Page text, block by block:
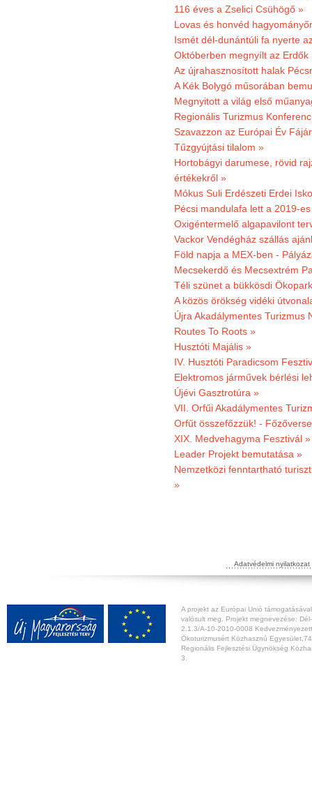
116 éves a Zselici Csühögő »
Lovas és honvéd
Ismét dél-dunántúli fa nyerte
Októberben megnyílt az
Az újrahasznosított halak
A Kék Bolygó műsorában
Megnyitott a világ első
Regionális Turizmus
Szavazzon az Európai Év
Tűzgyújtási tilalom »
Hortobágyi darumese, rövid
értékekről »
Mókus Suli Erdészeti Erdei
Pécsi mandulafa lett a 2019-
Oxigéntermelő algapavilont
Vackor Vendégház szállás
Föld napja a MEX-ben -
Mecsekerdő és Mecsextrém
Téli szünet a bükkösdi
A közös örökség vidéki
Újra Akadálymentes Turizmus
Routes To Roots »
Husztóti Majális »
IV. Husztóti Paradicsom
Elektromos járművek bérlési
Újévi Gasztrotúra »
VII. Orfűi Akadálymentes
Orfűt összefőzzük! -
XIX. Medvehagyma Fesztivál »
Leader Projekt bemutatása »
Nemzetközi fenntartható
»
Adatvédelmi nyilatkozat
A projekt az Európai Unió
valósult meg. Projekt megnevezése:
2.1.3/A-10-2010-0008
Ökoturizmusért Közhasznú
Regionális Fejlesztési Ügynökség
3.